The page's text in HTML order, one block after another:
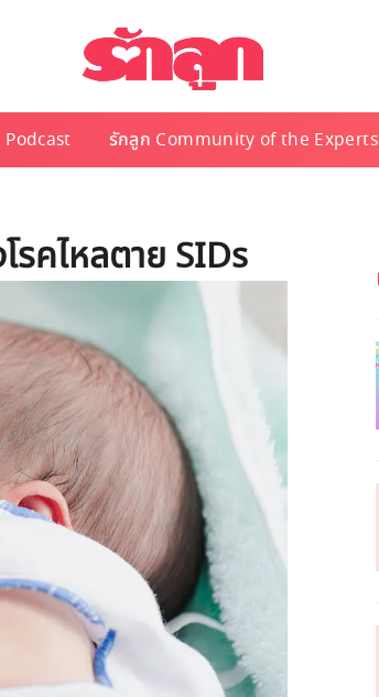
รักลูก Community of the Experts
รคไหลตาย SIDs